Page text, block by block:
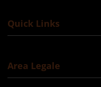
Quick Links
Area Legale